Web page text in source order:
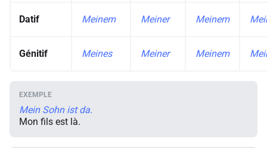
Datif Meinem Meiner Meinem
Génitif Meines Meiner Meinem
Mein Sohn ist da.
Mon fils est là.